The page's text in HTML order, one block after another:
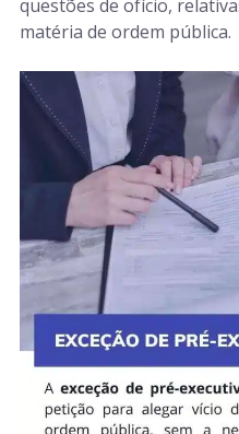
questões de ofício,
matéria de ordem pública.